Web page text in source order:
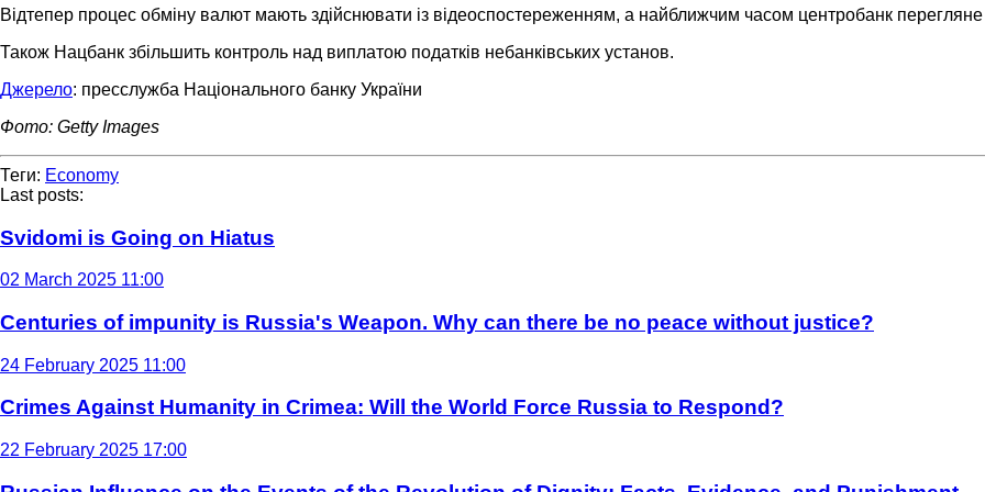
Відтепер процес обміну валют мають здійснювати із відеоспостереженням, а найближчим часом центробанк перегляне
Також Нацбанк збільшить контроль над виплатою податків небанківських установ.
Джерело: пресслужба Національного банку України
Фото: Getty Images
Теги: Economy
Last posts:
Svidomi is Going on Hiatus
02 March 2025 11:00
Centuries of impunity is Russia's Weapon. Why can there be no peace without justice?
24 February 2025 11:00
Crimes Against Humanity in Crimea: Will the World Force Russia to Respond?
22 February 2025 17:00